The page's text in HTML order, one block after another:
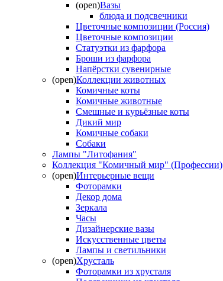
(open)Вазы
блюда и подсвечники
Цветочные композиции (Россия)
Цветочные композиции
Статуэтки из фарфора
Броши из фарфора
Напёрстки сувенирные
(open)Коллекции животных
Комичные коты
Комичные животные
Смешные и курьёзные коты
Дикий мир
Комичные собаки
Собаки
Лампы "Литофания"
Коллекция "Комичный мир" (Профессии)
(open)Интерьерные вещи
Фоторамки
Декор дома
Зеркала
Часы
Дизайнерские вазы
Искусственные цветы
Лампы и светильники
(open)Хрусталь
Фоторамки из хрусталя